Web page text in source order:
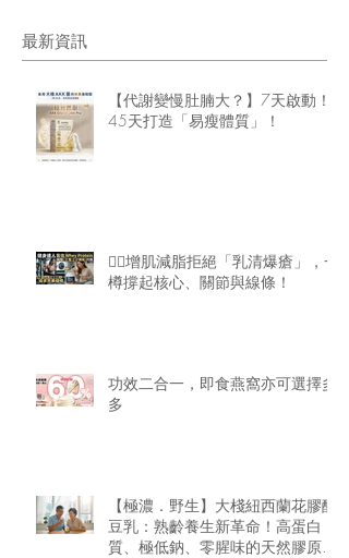
最新資訊
【代謝變慢肚腩大？】7天啟動！
45天打造「易瘦體質」！
🏋️‍♂️增肌減脂拒絕「乳清爆瘡」，一
樽撐起核心、關節與線條！
功效二合一，即食燕窩亦可選擇多
多
【極濃．野生】大棧紐西蘭花膠醇
豆乳：熟齡養生新革命！高蛋白
質、極低鈉、零腥味的天然膠原精